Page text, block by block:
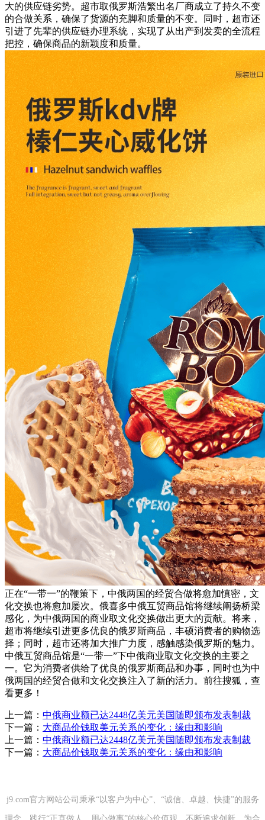
大的供应链劣势。超市取俄罗斯浩繁出名厂商成立了持久不变
的合做关系，确保了货源的充脚和质量的不变。同时，超市还
引进了先辈的供应链办理系统，实现了从出产到发卖的全流程
把控，确保商品的新颖度和质量。
正在“一带一”的鞭策下，中俄两国的经贸合做将愈加慎密，文
化交换也将愈加屡次。俄喜多中俄互贸商品馆将继续阐扬桥梁
感化，为中俄两国的商业取文化交换做出更大的贡献。将来，
超市将继续引进更多优良的俄罗斯商品，丰硕消费者的购物选
择；同时，超市还将加大推广力度，感触感染俄罗斯的魅力。
中俄互贸商品馆是“一带一”下中俄商业取文化交换的主要之
一。它为消费者供给了优良的俄罗斯商品和办事，同时也为中
俄两国的经贸合做和文化交换注入了新的活力。前往搜狐，查
看更多！
上一篇： 中俄商业额已达2448亿美元美国随即颁布发表制裁
下一篇： 大商品价钱取美元关系的变化：缘由和影响
上一篇： 中俄商业额已达2448亿美元美国随即颁布发表制裁
下一篇： 大商品价钱取美元关系的变化：缘由和影响
j9.com官方网站公司秉承“以客户为中心”、“诚信、卓越、快捷”的服务